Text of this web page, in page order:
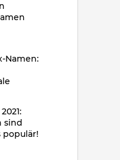
Namen:
sind
populär!